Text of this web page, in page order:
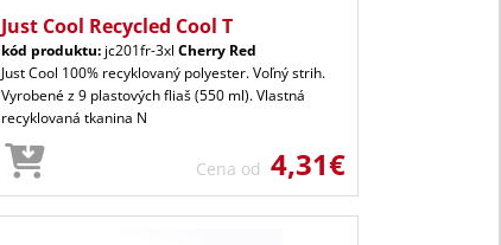
Just Cool Recycled Cool T
kód produktu: jc201fr-3xl Cherry Red
Just Cool 100% recyklovaný polyester. Voľný strih.
Vyrobené z 9 plastových fliaš (550 ml). Vlastná
recyklovaná tkanina N
Cena od 4,31€